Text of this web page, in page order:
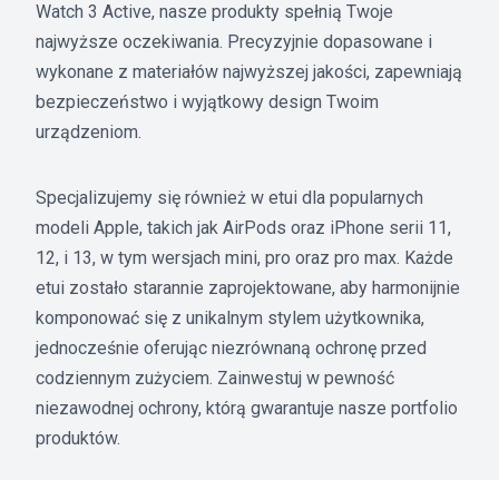
Watch 3 Active, nasze produkty spełnią Twoje
najwyższe oczekiwania. Precyzyjnie dopasowane i
wykonane z materiałów najwyższej jakości, zapewniają
bezpieczeństwo i wyjątkowy design Twoim
urządzeniom.
Specjalizujemy się również w etui dla popularnych
modeli Apple, takich jak AirPods oraz iPhone serii 11,
12, i 13, w tym wersjach mini, pro oraz pro max. Każde
etui zostało starannie zaprojektowane, aby harmonijnie
komponować się z unikalnym stylem użytkownika,
jednocześnie oferując niezrównaną ochronę przed
codziennym zużyciem. Zainwestuj w pewność
niezawodnej ochrony, którą gwarantuje nasze portfolio
produktów.